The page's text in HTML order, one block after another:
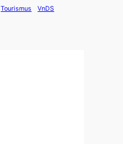
Tourismus VnDS